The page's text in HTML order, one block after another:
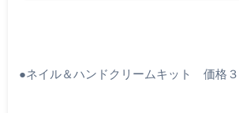
●ネイル＆ハンドクリームキット 価格